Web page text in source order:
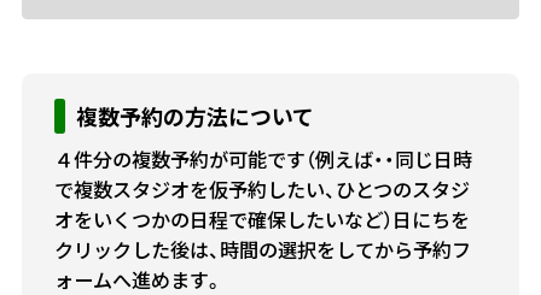
複数予約の方法について
４件分の複数予約が可能です（例えば・・同じ日時
で複数スタジオを仮予約したい、ひとつのスタジ
オをいくつかの日程で確保したいなど）日にちを
クリックした後は、時間の選択をしてから予約フ
ォームへ進めます。